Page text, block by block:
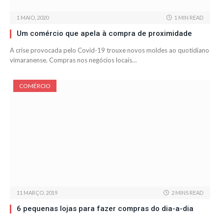
1 MAIO, 2020 1 MIN READ
Um comércio que apela à compra de proximidade
A crise provocada pelo Covid-19 trouxe novos moldes ao quotidiano
vimaranense. Compras nos negócios locais…
COMÉRCIO
11 MARÇO, 2019 2 MINS READ
6 pequenas lojas para fazer compras do dia-a-dia